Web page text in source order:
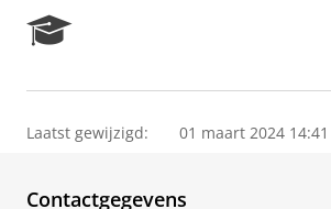
e
r
P
Laatst gewijzigd: 01 maart 2024 14:41
Contactgegevens